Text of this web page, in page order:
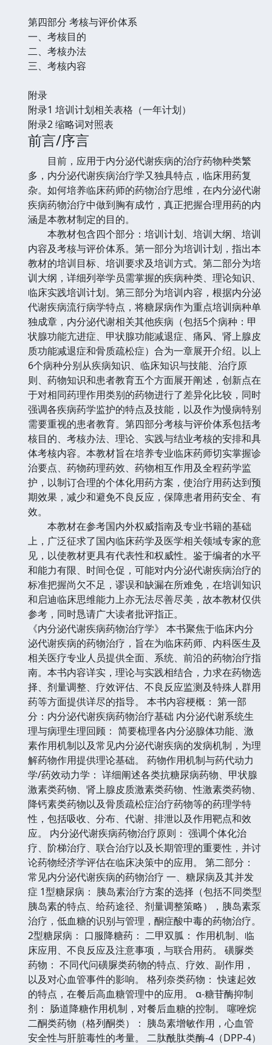
第四部分 考核与评价体系
一、考核目的
二、考核办法
三、考核内容
附录
附录1 培训计划相关表格（一年计划）
附录2 缩略词对照表
前言/序言
目前，应用于内分泌代谢疾病的治疗药物种类繁
多，内分泌代谢疾病治疗学又独具特点，临床用药复
杂。如何培养临床药师的药物治疗思维，在内分泌代谢
疾病药物治疗中做到胸有成竹，真正把握合理用药的内
涵是本教材制定的目的。
本教材包含四个部分：培训计划、培训大纲、培训
内容及考核与评价体系。第一部分为培训计划，指出本
教材的培训目标、培训要求及培训方式。第二部分为培
训大纲，详细列举学员需掌握的疾病种类、理论知识、
临床实践培训计划。第三部分为培训内容，根据内分泌
代谢疾病流行病学特点，将糖尿病作为重点培训病种单
独成章，内分泌代谢相关其他疾病（包括5个病种：甲
状腺功能亢进症、甲状腺功能减退症、痛风、肾上腺皮
质功能减退症和骨质疏松症）合为一章展开介绍。以上
6个病种分别从疾病知识、临床知识与技能、治疗原
则、药物知识和患者教育五个方面展开阐述，创新点在
于对相同药理作用类别的药物进行了差异化比较，同时
强调各疾病药学监护的特点及技能，以及作为慢病特别
需要重视的患者教育。第四部分考核与评价体系包括考
核目的、考核办法、理论、实践与结业考核的安排和具
体考核内容。本教材旨在培养专业临床药师切实掌握诊
治要点、药物药理药效、药物相互作用及全程药学监
护，以制订合理的个体化用药方案，使治疗用药达到预
期效果，减少和避免不良反应，保障患者用药安全、有
效。
本教材在参考国内外权威指南及专业书籍的基础
上，广泛征求了国内临床药学及医学相关领域专家的意
见，以使教材更具有代表性和权威性。鉴于编者的水平
和能力有限、时间仓促，可能对内分泌代谢疾病治疗的
标准把握尚欠不足，谬误和缺漏在所难免，在培训知识
和启迪临床思维能力上亦无法尽善尽美，故本教材仅供
参考，同时恳请广大读者批评指正。
《内分泌代谢疾病药物治疗学》 本书聚焦于临床内分
泌代谢疾病的药物治疗，旨在为临床药师、内科医生及
相关医疗专业人员提供全面、系统、前沿的药物治疗指
南。本书内容详实，理论与实践相结合，力求在药物选
择、剂量调整、疗效评估、不良反应监测及特殊人群用
药等方面提供详尽的指导。 本书内容梗概： 第一部
分：内分泌代谢疾病药物治疗基础 内分泌代谢系统生
理与病理生理回顾： 简要梳理各内分泌腺体功能、激
素作用机制以及常见内分泌代谢疾病的发病机制，为理
解药物作用提供理论基础。 药物作用机制与药代动力
学/药效动力学： 详细阐述各类抗糖尿病药物、甲状腺
激素类药物、肾上腺皮质激素类药物、性激素类药物、
降钙素类药物以及骨质疏松症治疗药物等的药理学特
性，包括吸收、分布、代谢、排泄以及作用靶点和效
应。 内分泌代谢疾病药物治疗原则： 强调个体化治
疗、阶梯治疗、联合治疗以及长期管理的重要性，并讨
论药物经济学评估在临床决策中的应用。 第二部分：
常见内分泌代谢疾病的药物治疗 一、糖尿病及其并发
症 1型糖尿病： 胰岛素治疗方案的选择（包括不同类型
胰岛素的特点、给药途径、剂量调整策略），胰岛素泵
治疗，低血糖的识别与管理，酮症酸中毒的药物治疗。
2型糖尿病： 口服降糖药： 二甲双胍： 作用机制、临
床应用、不良反应及注意事项，与联合用药。 磺脲类
药物： 不同代问磺脲类药物的特点、疗效、副作用，
以及对心血管事件的影响。 格列奈类药物： 快速起效
的特点，在餐后高血糖管理中的应用。 α-糖苷酶抑制
剂： 肠道降糖作用机制，对餐后血糖的控制。 噻唑烷
二酮类药物（格列酮类）： 胰岛素增敏作用，心血管
安全性与肝脏毒性的考量。 二肽酰肽类酶-4（DPP-4）